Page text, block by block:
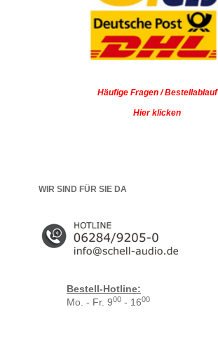
Häufige Fragen / Bestellablauf
Hier klicken
WIR SIND FÜR SIE DA
Bestell-Hotline:
Mo. - Fr. 900 - 1600